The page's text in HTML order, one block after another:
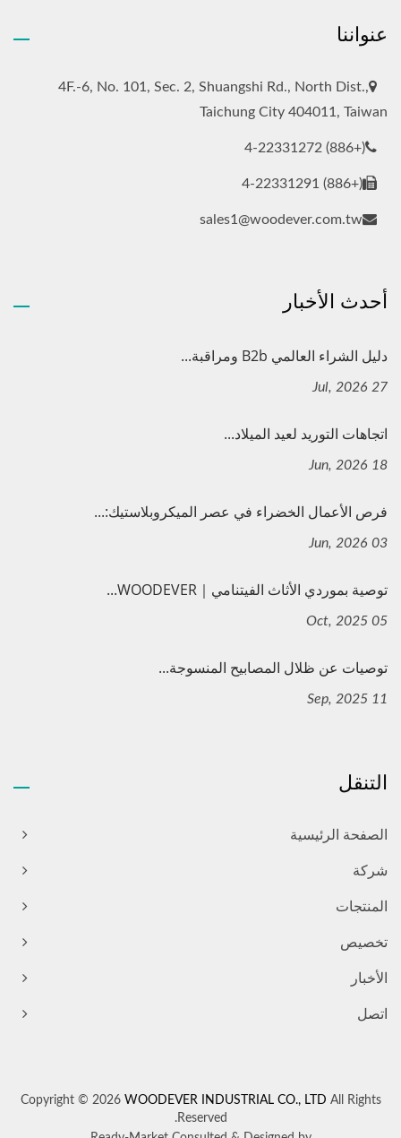
عنواننا
4F.-6, No. 101, Sec. 2, Shuangshi Rd., North Dist.,
Taichung City 404011, Taiwan
(+886) 4-22331272
(+886) 4-22331291
sales1@woodever.com.tw
أحدث الأخبار
دليل الشراء العالمي B2b ومراقبة...
27 Jul, 2026
اتجاهات التوريد لعيد الميلاد...
18 Jun, 2026
فرص الأعمال الخضراء في عصر الميكروبلاستيك:...
03 Jun, 2026
توصية بموردي الأثاث الفيتنامي｜WOODEVER...
05 Oct, 2025
توصيات عن ظلال المصابيح المنسوجة...
11 Sep, 2025
التنقل
الصفحة الرئيسية
شركة
المنتجات
تخصيص
الأخبار
اتصل
Copyright © 2026 WOODEVER INDUSTRIAL CO., LTD All Rights
Reserved.